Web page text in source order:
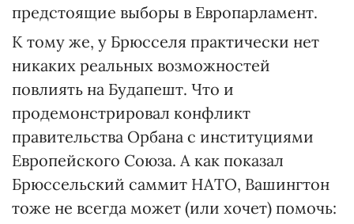
предстоящие выборы в Европарламент.
К тому же, у Брюсселя практически нет
никаких реальных возможностей
повлиять на Будапешт. Что и
продемонстрировал конфликт
правительства Орбана с институциями
Европейского Союза. А как показал
Брюссельский саммит НАТО, Вашингтон
тоже не всегда может (или хочет) помочь: